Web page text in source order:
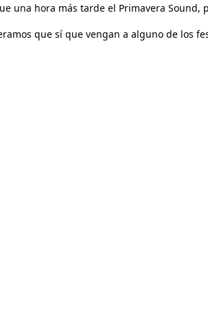
una hora más tarde el Primavera
que sí que vengan a alguno de los